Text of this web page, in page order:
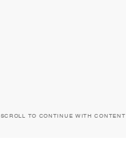
SCROLL TO CONTINUE WITH CONTENT